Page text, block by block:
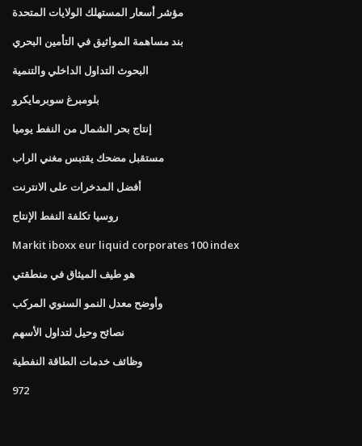
مؤشر أسعار المستهلك الولايات المتحدة
بند مساهمة المواثيق في التأمين البحري
البحوث التداول الداخلي والتنمية
بلومبرغ سوبرمايكرو
إنتاج بحر الشمال من النفط يوميا
مستقبل مضحك يقتبس مغني الراب
أفضل المدخرات على الانترنت
روسيا تكلفة النفط الإنتاج
Markit iboxx eur liquid corporates 100 index
هو طيف الميثاق في منطقتي
وأوضح معدل النمو السنوي المركب
نصائح وحيل لتداول الأسهم
وظائف خدمات الطاقة النفطية
972